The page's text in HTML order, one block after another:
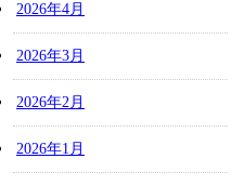
2026年4月
2026年3月
2026年2月
2026年1月